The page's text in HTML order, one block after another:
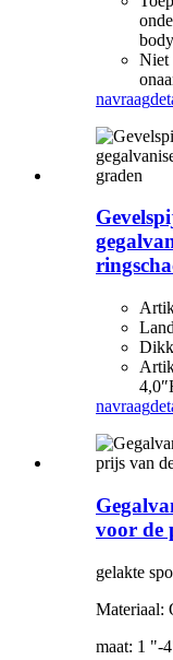
Niet
navraag
navraag
voor de
gelakte
Materiaal:
maat: 1 "-